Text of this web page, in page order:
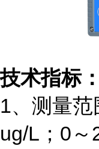
技术指标：
1、测量范
ug/L ； 0 ～